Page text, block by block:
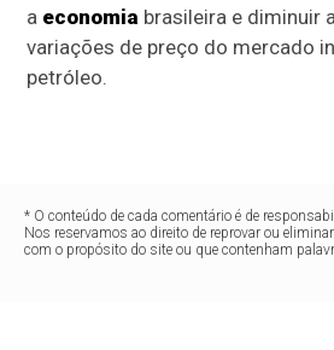
a economia brasileira e diminuir
variações de preço do mercado
petróleo.
* O conteúdo de cada comentário é de
Nos reservamos ao direito de reprovar ou
com o propósito do site ou que contenham